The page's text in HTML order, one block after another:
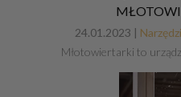
24.01.2023 |
Młotowiertarki to